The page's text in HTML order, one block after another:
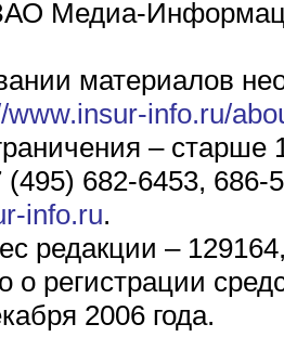
Медиа-
материалов
www.insur-info.ru/
– старше
682-6453, 686-
info.ru.
редакции –
о регистрации
2006 года.